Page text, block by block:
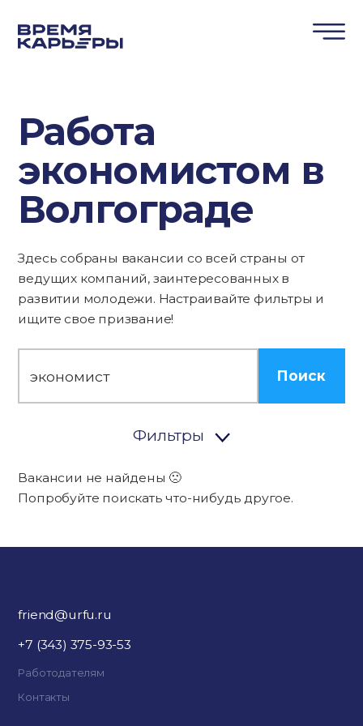
Работа
экономистом в
Волгограде
Здесь собраны вакансии со всей страны от
ведущих компаний, заинтересованных в
развитии молодежи. Настраивайте фильтры и
ищите свое призвание!
Поиск
Фильтры
Вакансии не найдены 🙁
Попробуйте поискать что-нибудь другое.
friend@urfu.ru
+7 (343) 375-93-53
Работодателям
Контакты